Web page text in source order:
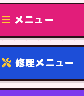
修理（機種から）
メニュー
修理メニュー
機種から